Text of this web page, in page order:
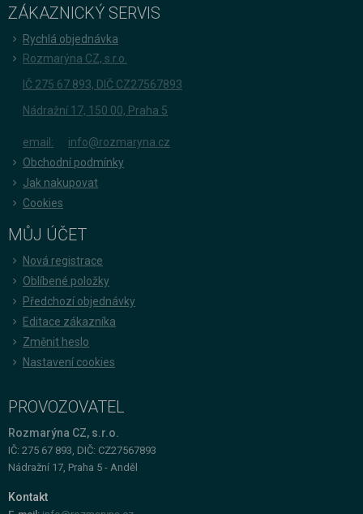
ZÁKAZNICKÝ SERVIS
Rychlá objednávka
Rozmarýna CZ, s.r.o.
IČ 275 67 893, DIČ CZ27567893
Nádražní 17, 150 00, Praha 5
email:
info@rozmaryna.cz
Obchodní podmínky
Jak nakupovat
Cookies
MŮJ ÚČET
Nová registrace
Oblíbené položky
Předchozí objednávky
Editace zákazníka
Změnit heslo
Nastavení cookies
PROVOZOVATEL
Rozmarýna CZ, s.r.o.
IČ: 275 67 893, DIČ: CZ27567893
Nádražní 17, Praha 5 - Anděl
Kontakt